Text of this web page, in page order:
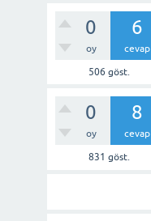
0
oy
6
cevap
506 göst.
0
oy
8
cevap
831 göst.